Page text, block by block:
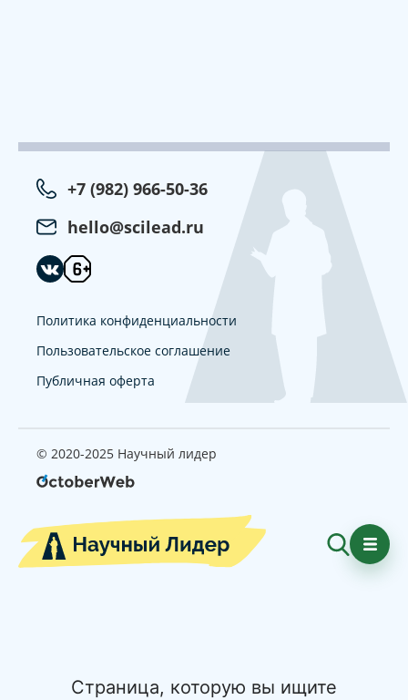
+7 (982) 966-50-36
hello@scilead.ru
Политика конфиденциальности
Пользовательское соглашение
Публичная оферта
© 2020-2025 Научный лидер
Страница, которую вы ищите